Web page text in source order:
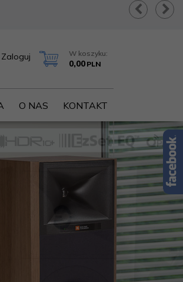
Zaloguj W koszyku:
0,00 PLN
O NAS KONTAKT